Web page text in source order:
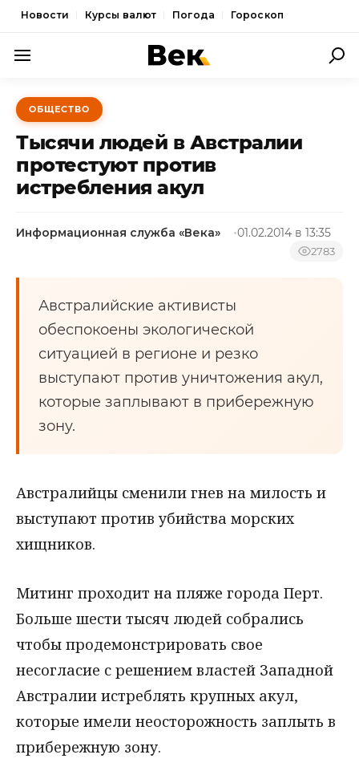
Новости Курсы валют Погода Гороскоп
ПОЛИТИКА
ЭКОНОМИКА
ОБЩЕСТВО
СПОРТ
ОБЩЕСТВО
Тысячи людей в Австралии
протестуют против
истребления акул
Информационная служба «Века» 01.02.2014 в 13:35
2783
Австралийские активисты
обеспокоены экологической
ситуацией в регионе и резко
выступают против уничтожения акул,
которые заплывают в прибережную
зону.
Австралийцы сменили гнев на милость и
выступают против убийства морских
хищников.
Митинг проходит на пляже города Перт.
Больше шести тысяч людей собрались
чтобы продемонстрировать свое
несогласие с решением властей Западной
Австралии истреблять крупных акул,
которые имели неосторожность заплыть в
прибережную зону.